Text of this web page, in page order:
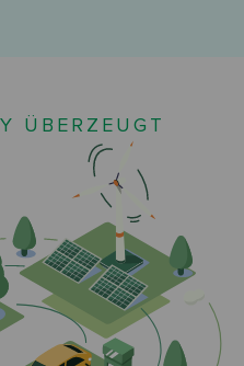
ÜBERZEUGT